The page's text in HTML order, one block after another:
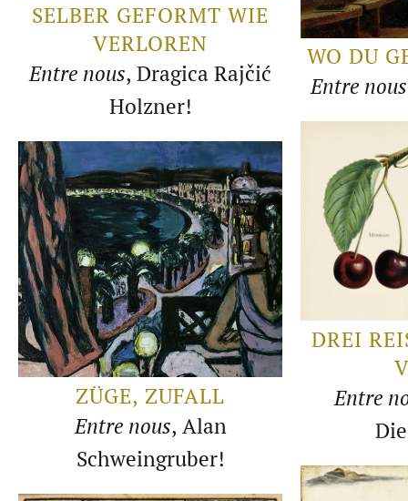
SELBER GEFORMT WIE
VERLOREN
Entre nous, Dragica Rajčić
Holzner!
WO DU
Entre nous
DREI
Entre
ZÜGE, ZUFALL
Entre nous, Alan
Schweingruber!